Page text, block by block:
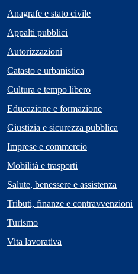
Anagrafe e stato civile
Appalti pubblici
Autorizzazioni
Catasto e urbanistica
Cultura e tempo libero
Educazione e formazione
Giustizia e sicurezza pubblica
Imprese e commercio
Mobilità e trasporti
Salute, benessere e assistenza
Tributi, finanze e contravvenzioni
Turismo
Vita lavorativa